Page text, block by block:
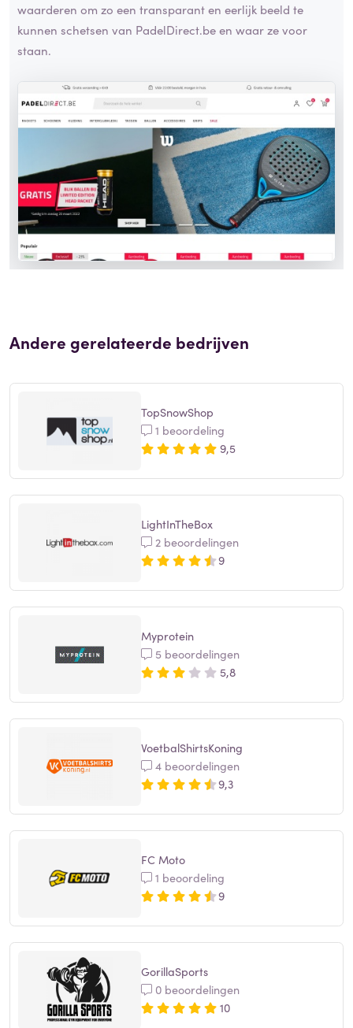
waarderen om zo een transparant en eerlijk beeld te
kunnen schetsen van PadelDirect.be en waar ze voor
staan.
Andere gerelateerde bedrijven
TopSnowShop
1 beoordeling
9,5
LightInTheBox
2 beoordelingen
9
Myprotein
5 beoordelingen
5,8
VoetbalShirtsKoning
4 beoordelingen
9,3
FC Moto
1 beoordeling
9
GorillaSports
0 beoordelingen
10